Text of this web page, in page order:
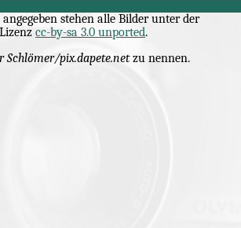
stehen alle Bilder unter der
cc-by-sa 3.0 unported.
Schlömer/pix.dapete.netzu nennen.